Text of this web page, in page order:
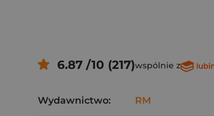
6.87 /10 (217)wspólnie z
Wydawnictwo: RM